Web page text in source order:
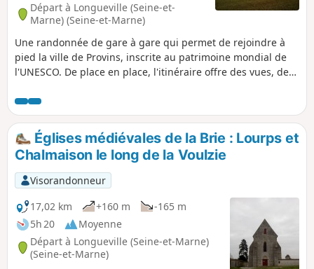
Départ à Longueville (Seine-et-
Marne) (Seine-et-Marne)
Une randonnée de gare à gare qui permet de rejoindre à
pied la ville de Provins, inscrite au patrimoine mondial de
l'UNESCO. De place en place, l'itinéraire offre des vues, de
cadre rafraîchissant, le village de Chalautre-la-Petite recèle
également un patrimoine intéressant.
Églises médiévales de la Brie : Lourps et
Chalmaison le long de la Voulzie
Visorandonneur
17,02 km
+160 m
-165 m
5h 20
Moyenne
Départ à Longueville (Seine-et-Marne)
(Seine-et-Marne)